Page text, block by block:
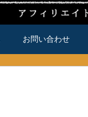
お問い合わせ